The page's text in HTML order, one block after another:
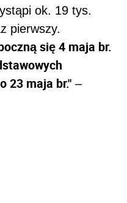
ok. 19 tys.
pierwszy.
się 4 maja br.
23 maja br." –